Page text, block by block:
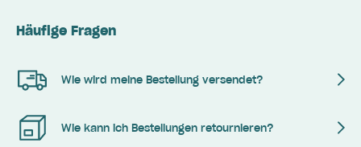
Häufige Fragen
Wie wird meine Bestellung versendet?
Wie kann ich Bestellungen retournieren?